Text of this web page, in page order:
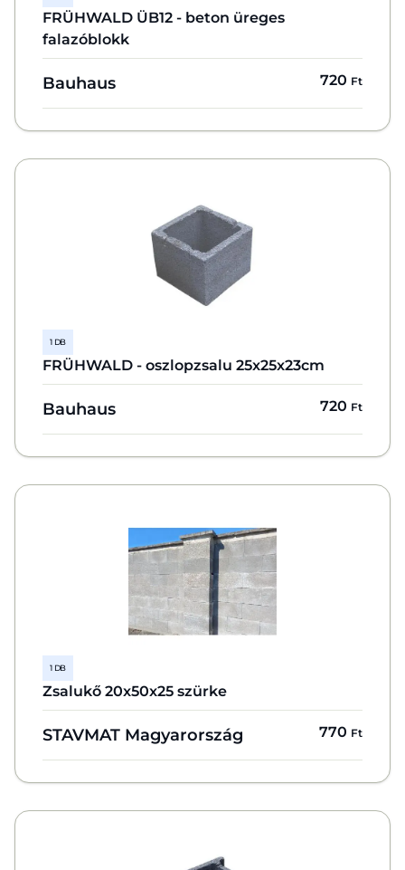
FRÜHWALD ÜB12 - beton üreges
falazóblokk
Bauhaus 720 Ft
1 DB
FRÜHWALD - oszlopzsalu 25x25x23cm
Bauhaus 720 Ft
1 DB
Zsalukő 20x50x25 szürke
STAVMAT Magyarország 770 Ft